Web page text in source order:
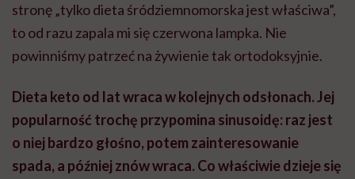
stronę „tylko dieta śródziemnomorska jest właściwa”,
to od razu zapala mi się czerwona lampka. Nie
powinniśmy patrzeć na żywienie tak ortodoksyjnie.
Dieta keto od lat wraca w kolejnych odsłonach. Jej
popularność trochę przypomina sinusoidę: raz jest
o niej bardzo głośno, potem zainteresowanie
spada, a później znów wraca. Co właściwie dzieje się